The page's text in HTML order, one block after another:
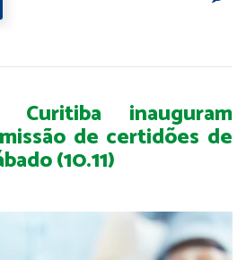
inauguram
de certidões de
(10.11)